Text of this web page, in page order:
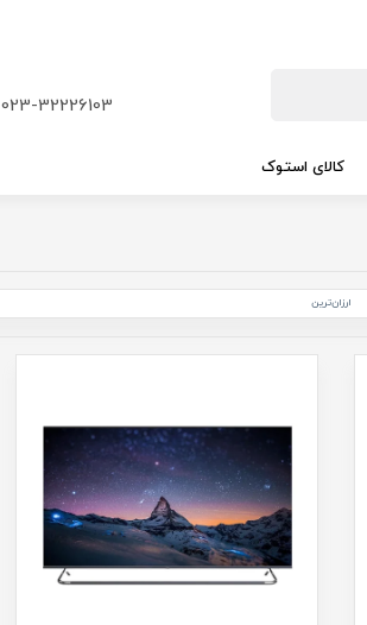
023-32226103
کالای استوک
ارزان‌ترین